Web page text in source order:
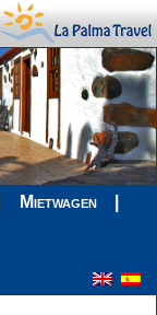
Mietwagen